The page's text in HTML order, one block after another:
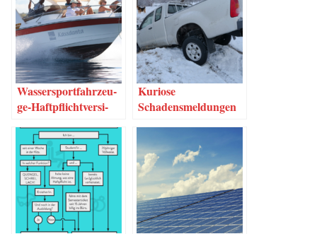
Was­­ser­s­por­t­­fahr­­zeu­­
ge-Haf­t­pflich­t­­ver­­­si­
Kurio­se
Schadensmeldungen